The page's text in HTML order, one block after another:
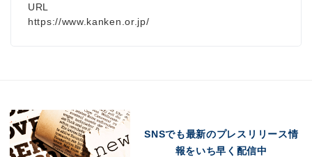
URL
https://www.kanken.or.jp/
SNSでも最新のプレスリリース情
報をいち早く配信中